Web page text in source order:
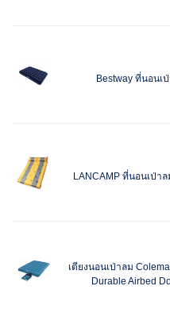
Bestway ที่นอนเ
LANCAMP ที่นอนเป่า
เตียงนอนเป่าลม
Durable Airbed